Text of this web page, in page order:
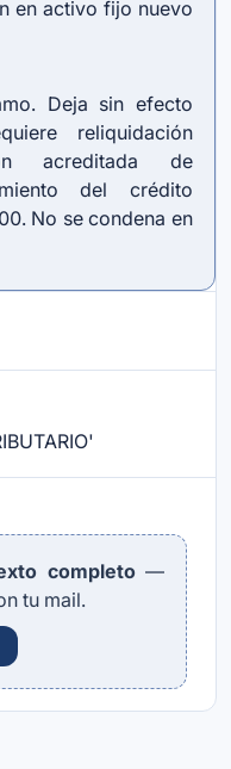
en activo fijo nuevo
Deja sin efecto
reliquidación
acreditada de
del crédito
No se condena en
completo—
tu mail.